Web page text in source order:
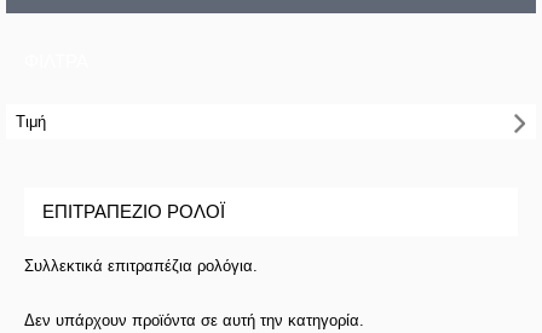
Τιμή
ΕΠΙΤΡΑΠΈΖΙΟ ΡΟΛΌΙ
Συλλεκτικά επιτραπέζια ρολόγια.
Δεν υπάρχουν προϊόντα σε αυτή την κατηγορία.